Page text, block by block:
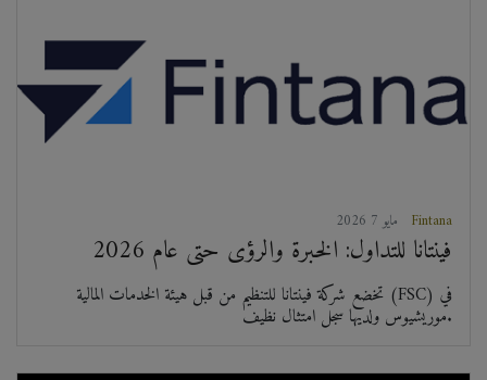
Fintana
فينتانا للتداول: الخبرة والرؤى حتى عام 2026
تخضع شركة فينتانا للتنظيم من قبل هيئة الخدمات المالية (FSC) في
موريشيوس ولديها سجل امتثال نظيف.